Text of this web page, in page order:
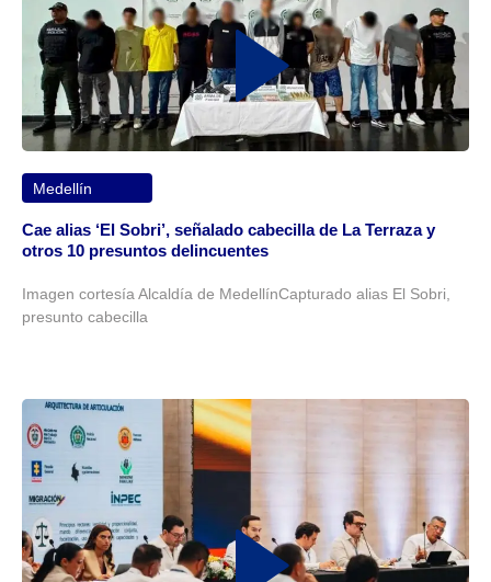
Medellín
Cae alias ‘El Sobri’, señalado cabecilla de La Terraza y
otros 10 presuntos delincuentes
Imagen cortesía Alcaldía de MedellínCapturado alias El Sobri,
presunto cabecilla